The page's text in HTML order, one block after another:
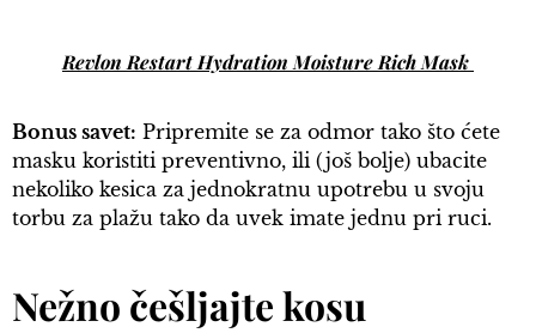
Revlon Restart Hydration Moisture Rich Mask
Bonus savet: Pripremite se za odmor tako što ćete
masku koristiti preventivno, ili (još bolje) ubacite
nekoliko kesica za jednokratnu upotrebu u svoju
torbu za plažu tako da uvek imate jednu pri ruci.
Nežno češljajte kosu